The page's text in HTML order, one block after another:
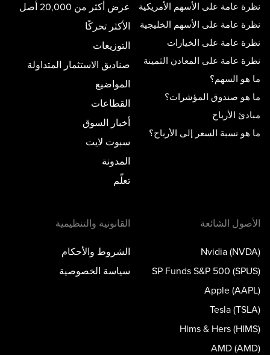
نظرة عامة على الأسهم الأمريكية
نظرة عامة على الأسهم الخليجية
نظرة عامة على الخيارات
نظرة عامة على المعادن الثمينة
ما هو السهم؟
ما هو صندوق المؤشرات؟
مبادئ الأرباح
ما هو نسبة السعر إلى الأرباح؟
عرض أكثر من 20,000 أصل
الأكثر تحركًا
التوزيعات
صناديق الاستثمار المتداولة
المواضيع
القطاعات
أخبار السوق
سبوت لايت
المدونة
تعلّم
الأصول الشائعة
Nvidia (NVDA)
SP Funds S&P 500 (SPUS)
Apple (AAPL)
Tesla (TSLA)
Hims & Hers (HIMS)
AMD (AMD)
القانونية والتنظيمية
الشروط والأحكام
سياسة الخصوصية